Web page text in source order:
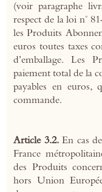
(voir paragraphe
respect de la loi n°
les Produits
euros toutes taxes
d’emballage. Les
paiement total de la
payables en euros,
commande.
Article 3.2.En cas
France
des Produits
hors Union